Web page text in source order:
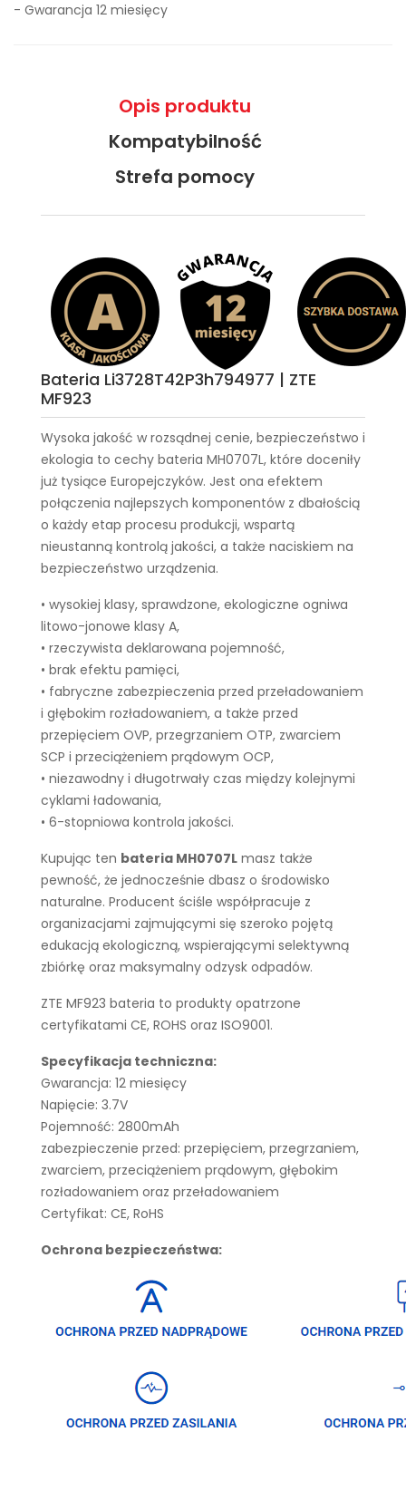
- Gwarancja 12 miesięcy
Opis produktu
Kompatybilność
Strefa pomocy
Bateria Li3728T42P3h794977 | ZTE
MF923
Wysoka jakość w rozsądnej cenie, bezpieczeństwo i
ekologia to cechy bateria MH0707L, które doceniły
już tysiące Europejczyków. Jest ona efektem
połączenia najlepszych komponentów z dbałością
o każdy etap procesu produkcji, wspartą
nieustanną kontrolą jakości, a także naciskiem na
bezpieczeństwo urządzenia.
• wysokiej klasy, sprawdzone, ekologiczne ogniwa
litowo-jonowe klasy A,
• rzeczywista deklarowana pojemność,
• brak efektu pamięci,
• fabryczne zabezpieczenia przed przeładowaniem
i głębokim rozładowaniem, a także przed
przepięciem OVP, przegrzaniem OTP, zwarciem
SCP i przeciążeniem prądowym OCP,
• niezawodny i długotrwały czas między kolejnymi
cyklami ładowania,
• 6-stopniowa kontrola jakości.
Kupując ten bateria MH0707L masz także
pewność, że jednocześnie dbasz o środowisko
naturalne. Producent ściśle współpracuje z
organizacjami zajmującymi się szeroko pojętą
edukacją ekologiczną, wspierającymi selektywną
zbiórkę oraz maksymalny odzysk odpadów.
ZTE MF923 bateria to produkty opatrzone
certyfikatami CE, ROHS oraz ISO9001.
Specyfikacja techniczna:
Gwarancja: 12 miesięcy
Napięcie: 3.7V
Pojemność: 2800mAh
zabezpieczenie przed: przepięciem, przegrzaniem,
zwarciem, przeciążeniem prądowym, głębokim
rozładowaniem oraz przeładowaniem
Certyfikat: CE, RoHS
Ochrona bezpieczeństwa: